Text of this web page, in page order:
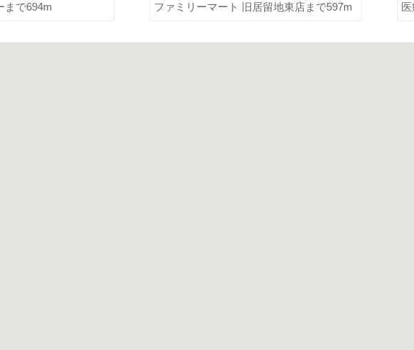
まで694m ファミリーマート 旧居留地東店まで597m